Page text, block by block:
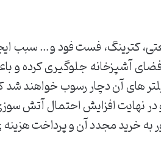
کترینگ، فست فود و… سبب
آشپزخانه جلوگیری کرده و
های آن دچار رسوب خواهند
نهایت افزایش احتمال آتش
خرید مجدد آن و پرداخت